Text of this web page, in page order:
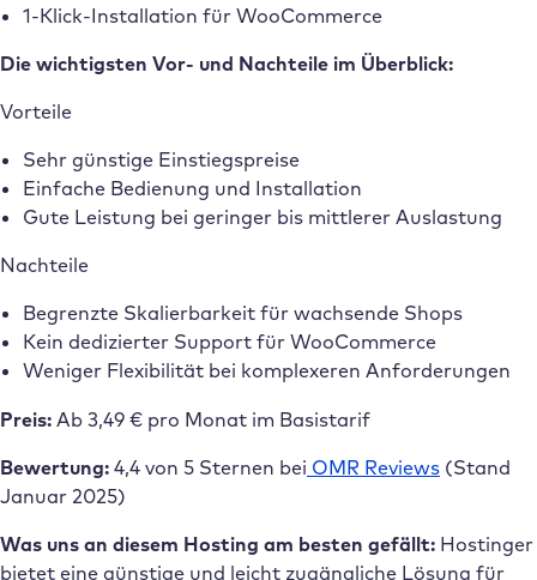
1-Klick-Installation für WooCommerce
Die wichtigsten Vor- und Nachteile im Überblick:
Vorteile
Sehr günstige Einstiegspreise
Einfache Bedienung und Installation
Gute Leistung bei geringer bis mittlerer Auslastung
Nachteile
Begrenzte Skalierbarkeit für wachsende Shops
Kein dedizierter Support für WooCommerce
Weniger Flexibilität bei komplexeren Anforderungen
Preis: Ab 3,49 € pro Monat im Basistarif
Bewertung: 4,4 von 5 Sternen bei OMR Reviews (Stand
Januar 2025)
Was uns an diesem Hosting am besten gefällt: Hostinger
bietet eine günstige und leicht zugängliche Lösung für